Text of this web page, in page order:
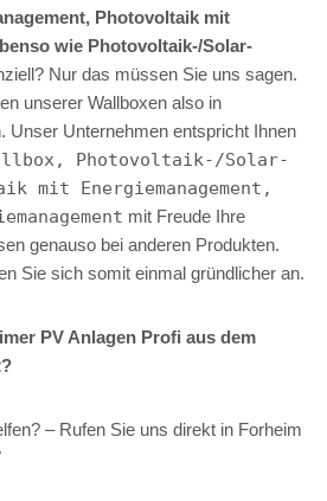
Photovoltaik mit
wie Photovoltaik-/Solar-
Nur das müssen Sie uns sagen.
unserer Wallboxen also in
Unser Unternehmen entspricht Ihnen
Photovoltaik-/Solar-
mit Energiemanagement,
mit Freude Ihre
genauso bei anderen Produkten.
Sie sich somit einmal gründlicher an.
PV Anlagen Profi aus dem
– Rufen Sie uns direkt in Forheim